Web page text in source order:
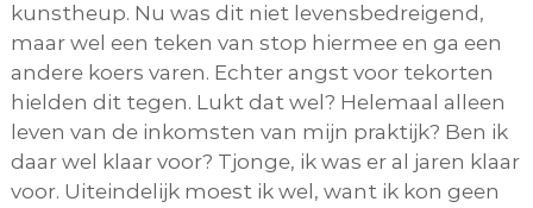
kunstheup. Nu was dit niet levensbedreigend,
maar wel een teken van stop hiermee en ga een
andere koers varen. Echter angst voor tekorten
hielden dit tegen. Lukt dat wel? Helemaal alleen
leven van de inkomsten van mijn praktijk? Ben ik
daar wel klaar voor? Tjonge, ik was er al jaren klaar
voor. Uiteindelijk moest ik wel, want ik kon geen